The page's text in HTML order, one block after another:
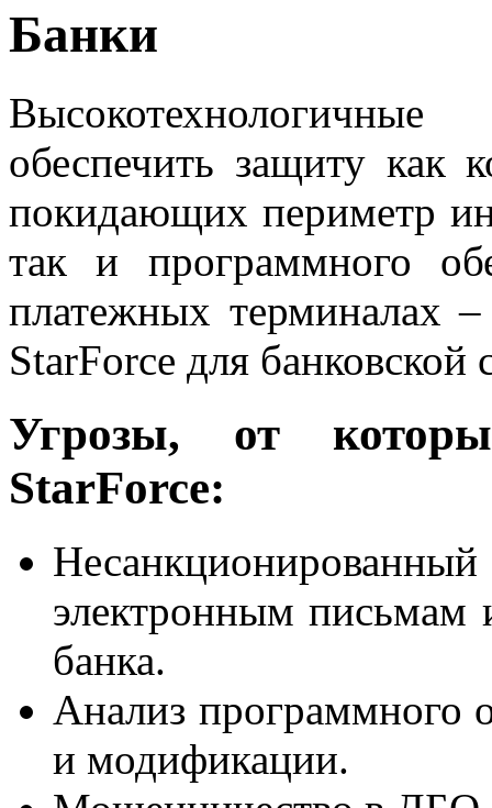
Банки
обеспечить защиту как
покидающих периметр
так и программного
платежных терминалах
StarForce для
Угрозы, от
StarForce:
электронным письмам
банка.
Анализ программного
и модификации.